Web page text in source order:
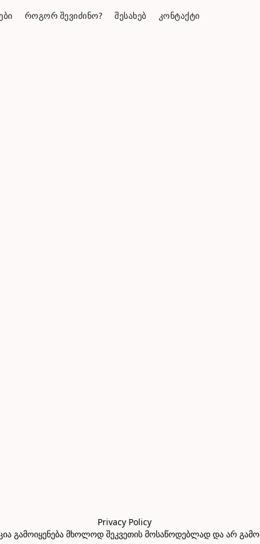
ᲠᲝᲒᲝᲠ ᲨᲔᲕᲘᲫᲘᲜᲝ? ᲨᲔᲡᲐᲮᲔᲑ ᲙᲝᲜᲢᲐᲥᲢᲘ
Privacy Policy
გამოიყენება მხოლოდ შეკვეთის მოსაწოდებლად და არ